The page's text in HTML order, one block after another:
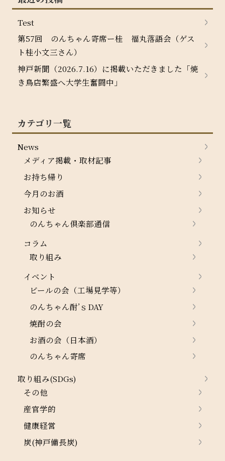
Test
第57回 のんちゃん寄席ー桂 福丸落語会（ゲス
ト桂小文三さん）
神戸新聞（2026.7.16）に掲載いただきました「焼
き鳥店繁盛へ大学生奮闘中」
カテゴリ一覧
News
メディア掲載・取材記事
お持ち帰り
今月のお酒
お知らせ
のんちゃん倶楽部通信
コラム
取り組み
イベント
ビールの会（工場見学等）
のんちゃん酎’ｓDAY
焼酎の会
お酒の会（日本酒）
のんちゃん寄席
取り組み(SDGs)
その他
産官学的
健康経営
炭(神戸備長炭)